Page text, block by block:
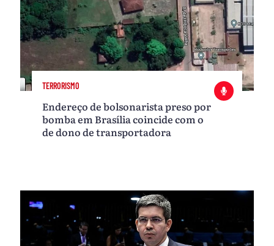
TERRORISMO
Endereço de bolsonarista preso por
bomba em Brasília coincide com o
de dono de transportadora